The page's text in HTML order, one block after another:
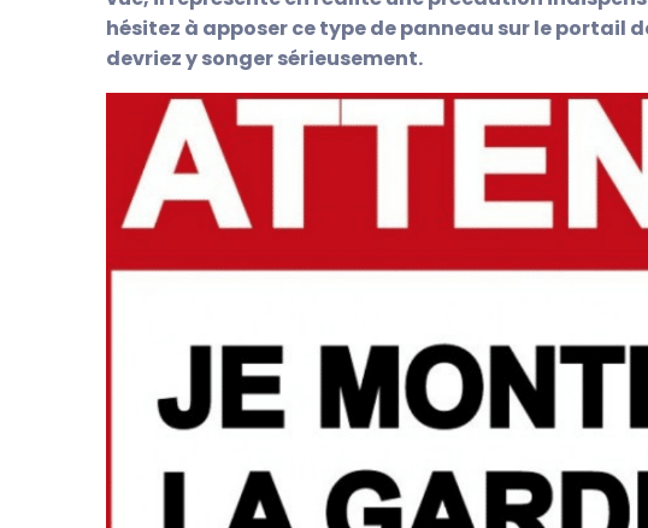
hésitez à apposer ce type de panneau sur le portail
devriez y songer sérieusement.